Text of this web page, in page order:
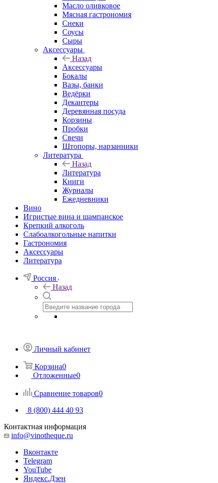
Масло оливковое
Мясная гастрономия
Снеки
Соусы
Сыры
Аксессуары
Назад
Аксессуары
Бокалы
Вазы, банки
Ведёрки
Декантеры
Деревянная посуда
Корзины
Пробки
Свечи
Штопоры, нарзанники
Литература
Назад
Литература
Книги
Журналы
Ежедневники
Вино
Игристые вина и шампанское
Крепкий алкоголь
Слабоалкогольные напитки
Гастрономия
Аксессуары
Литература
Россия
Назад
Личный кабинет
Корзина0
Отложенные0
Сравнение товаров0
8 (800) 444 40 93
Контактная информация
info@vinotheque.ru
Вконтакте
Telegram
YouTube
Яндекс.Дзен